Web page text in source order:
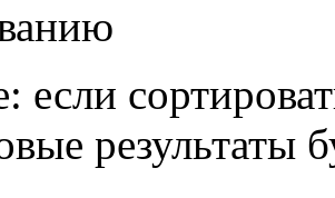
если
результаты